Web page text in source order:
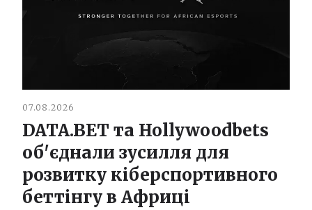
07.08.2026
DATA.BET та Hollywoodbets
об'єднали зусилля для
розвитку кіберспортивного
беттінгу в Африці